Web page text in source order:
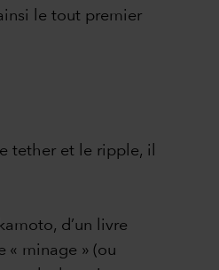
le tout premier
tether et le ripple, il
d’un livre
« minage » (ou